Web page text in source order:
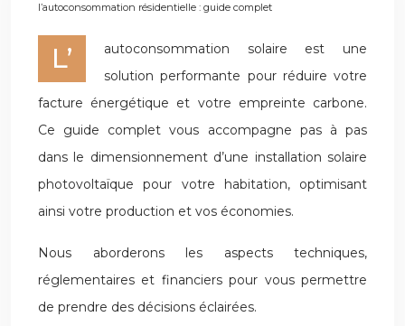
l’autoconsommation résidentielle : guide complet
L’autoconsommation solaire est une
solution performante pour réduire votre
facture énergétique et votre empreinte carbone.
Ce guide complet vous accompagne pas à pas
dans le dimensionnement d’une installation solaire
photovoltaïque pour votre habitation, optimisant
ainsi votre production et vos économies.
Nous aborderons les aspects techniques,
réglementaires et financiers pour vous permettre
de prendre des décisions éclairées.